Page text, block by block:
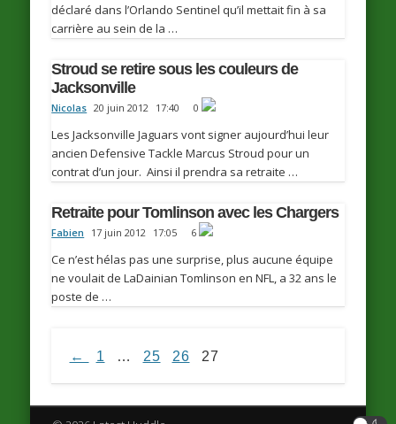
déclaré dans l’Orlando Sentinel qu’il mettait fin à sa
carrière au sein de la …
Stroud se retire sous les couleurs de
Jacksonville
Nicolas 20 juin 2012 17:40 0
Les Jacksonville Jaguars vont signer aujourd’hui leur
ancien Defensive Tackle Marcus Stroud pour un
contrat d’un jour. Ainsi il prendra sa retraite …
Retraite pour Tomlinson avec les Chargers
Fabien 17 juin 2012 17:05 6
Ce n’est hélas pas une surprise, plus aucune équipe
ne voulait de LaDainian Tomlinson en NFL, a 32 ans le
poste de …
← 1 … 25 26 27